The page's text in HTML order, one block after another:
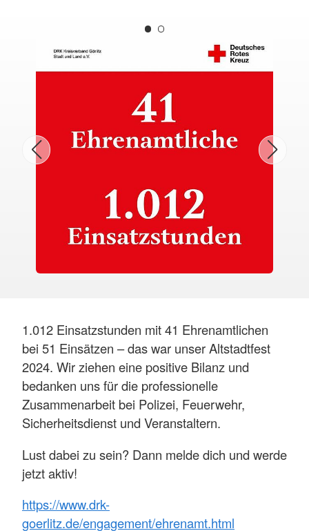
1.012 Einsatzstunden mit 41 Ehrenamtlichen
bei 51 Einsätzen – das war unser Altstadtfest
2024. Wir ziehen eine positive Bilanz und
bedanken uns für die professionelle
Zusammenarbeit bei Polizei, Feuerwehr,
Sicherheitsdienst und Veranstaltern.
Lust dabei zu sein? Dann melde dich und werde
jetzt aktiv!
https://www.drk-
goerlitz.de/engagement/ehrenamt.html